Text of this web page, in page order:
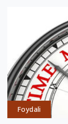
Foydali